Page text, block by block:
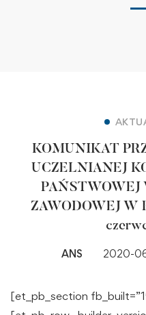
KOMUNIKAT
UCZELNIANEJ
PAŃSTWOWEJ
ZAWODOWEJ W
ANS 2020-
[et_pb_section